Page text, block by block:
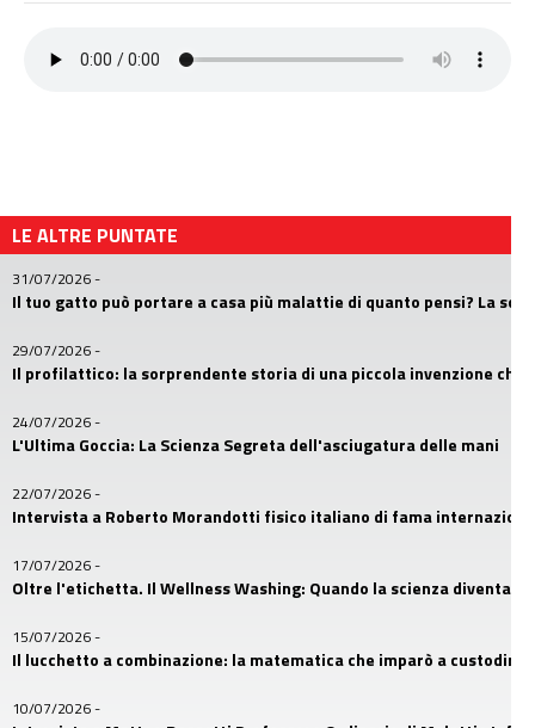
LE ALTRE PUNTATE
31/07/2026-
Il tuo gatto può portare a casa più malattie di quanto pensi? La
29/07/2026-
Il profilattico: la sorprendente storia di una piccola invenzione
24/07/2026-
L'Ultima Goccia: La Scienza Segreta dell'asciugatura delle mani
22/07/2026-
Intervista a Roberto Morandotti fisico italiano di fama
17/07/2026-
Oltre l'etichetta. Il Wellness Washing: Quando la scienza diventa
15/07/2026-
Il lucchetto a combinazione: la matematica che imparò a custodire
10/07/2026-